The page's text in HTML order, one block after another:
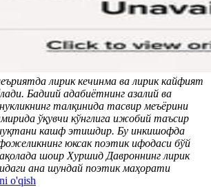
лирик кечинма ва лирик кайфият
Бадиий адабиётнинг азалий ва
талқинида тасвир меъёрини
ўқувчи кўнглига ижобий таъсир
кашф этишдир. Бу инкишофда
юксак поэтик ифодаси бўй
шоир Хуршид Давроннинг лирик
ана шундай поэтик маҳорати
o'qish